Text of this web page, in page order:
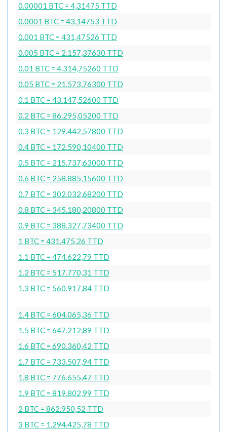
0.00001 BTC = 4,31475 TTD
0.0001 BTC = 43,14753 TTD
0.001 BTC = 431,47526 TTD
0.005 BTC = 2.157,37630 TTD
0.01 BTC = 4.314,75260 TTD
0.05 BTC = 21.573,76300 TTD
0.1 BTC = 43.147,52600 TTD
0.2 BTC = 86.295,05200 TTD
0.3 BTC = 129.442,57800 TTD
0.4 BTC = 172.590,10400 TTD
0.5 BTC = 215.737,63000 TTD
0.6 BTC = 258.885,15600 TTD
0.7 BTC = 302.032,68200 TTD
0.8 BTC = 345.180,20800 TTD
0.9 BTC = 388.327,73400 TTD
1 BTC = 431.475,26 TTD
1.1 BTC = 474.622,79 TTD
1.2 BTC = 517.770,31 TTD
1.3 BTC = 560.917,84 TTD
1.4 BTC = 604.065,36 TTD
1.5 BTC = 647.212,89 TTD
1.6 BTC = 690.360,42 TTD
1.7 BTC = 733.507,94 TTD
1.8 BTC = 776.655,47 TTD
1.9 BTC = 819.802,99 TTD
2 BTC = 862.950,52 TTD
3 BTC = 1.294.425,78 TTD